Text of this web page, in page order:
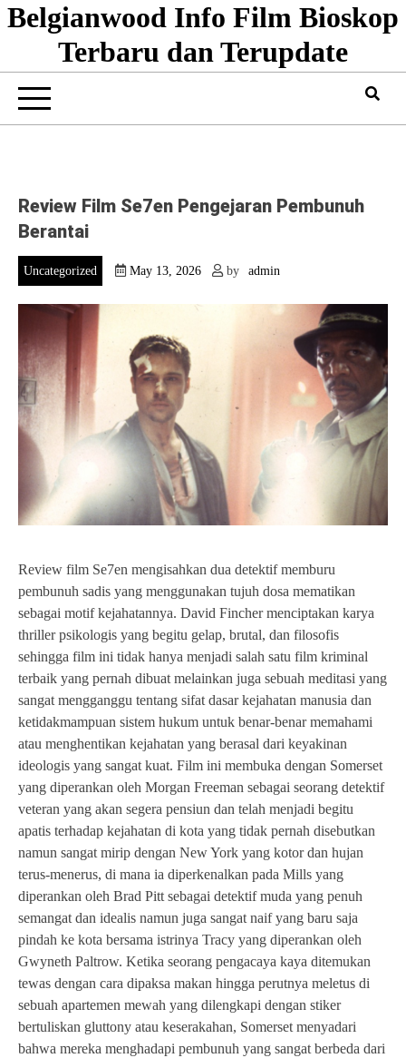
Skip
toBelgianwood Info Film Bioskop
Terbaru dan Terupdate
Review Film Se7en Pengejaran Pembunuh
Berantai
Uncategorized May 13, 2026 by admin
Review film Se7en mengisahkan dua detektif memburu
pembunuh sadis yang menggunakan tujuh dosa mematikan
sebagai motif kejahatannya. David Fincher menciptakan karya
thriller psikologis yang begitu gelap, brutal, dan filosofis
sehingga film ini tidak hanya menjadi salah satu film kriminal
terbaik yang pernah dibuat melainkan juga sebuah meditasi yang
sangat mengganggu tentang sifat dasar kejahatan manusia dan
ketidakmampuan sistem hukum untuk benar-benar memahami
atau menghentikan kejahatan yang berasal dari keyakinan
ideologis yang sangat kuat. Film ini membuka dengan Somerset
yang diperankan oleh Morgan Freeman sebagai seorang detektif
veteran yang akan segera pensiun dan telah menjadi begitu
apatis terhadap kejahatan di kota yang tidak pernah disebutkan
namun sangat mirip dengan New York yang kotor dan hujan
terus-menerus, di mana ia diperkenalkan pada Mills yang
diperankan oleh Brad Pitt sebagai detektif muda yang penuh
semangat dan idealis namun juga sangat naif yang baru saja
pindah ke kota bersama istrinya Tracy yang diperankan oleh
Gwyneth Paltrow. Ketika seorang pengacaya kaya ditemukan
tewas dengan cara dipaksa makan hingga perutnya meletus di
sebuah apartemen mewah yang dilengkapi dengan stiker
bertuliskan gluttony atau keserakahan, Somerset menyadari
bahwa mereka menghadapi pembunuh yang sangat berbeda dari